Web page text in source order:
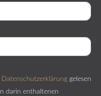
Datenschutzerklärung gelesen
darin enthaltenen